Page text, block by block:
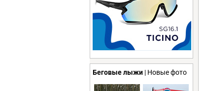
Беговые лыжи | Новые фото